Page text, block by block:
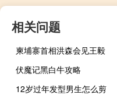
相关问题
柬埔寨首相洪森会见王毅
伏魔记黑白牛攻略
12岁过年发型男生怎么剪